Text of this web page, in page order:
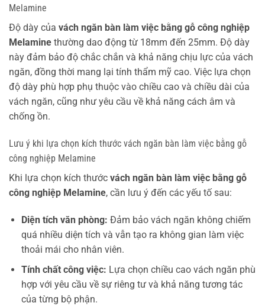
Melamine
Độ dày của vách ngăn bàn làm việc bằng gỗ công nghiệp
Melamine thường dao động từ 18mm đến 25mm. Độ dày
này đảm bảo độ chắc chắn và khả năng chịu lực của vách
ngăn, đồng thời mang lại tính thẩm mỹ cao. Việc lựa chọn
độ dày phù hợp phụ thuộc vào chiều cao và chiều dài của
vách ngăn, cũng như yêu cầu về khả năng cách âm và
chống ồn.
Lưu ý khi lựa chọn kích thước vách ngăn bàn làm việc bằng gỗ
công nghiệp Melamine
Khi lựa chọn kích thước vách ngăn bàn làm việc bằng gỗ
công nghiệp Melamine, cần lưu ý đến các yếu tố sau:
Diện tích văn phòng: Đảm bảo vách ngăn không chiếm
quá nhiều diện tích và vẫn tạo ra không gian làm việc
thoải mái cho nhân viên.
Tính chất công việc: Lựa chọn chiều cao vách ngăn phù
hợp với yêu cầu về sự riêng tư và khả năng tương tác
của từng bộ phận.